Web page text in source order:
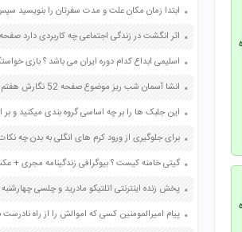
انشا آسمان شب ریز موضوع صفحه 52 نگارش هفتم
گیتی خامنه کیست ؟ بیوگرافی زندگینامه مجری +
پخش زنده اینترنتی اتلتیکو مادرید و چلسی چهارشنبه 5 مهر